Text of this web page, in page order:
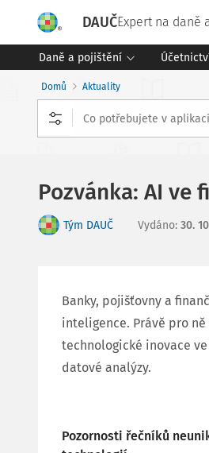
DAUČExpert na daně
Daně a pojištění
Domů Aktuality
Pozvánka: AI
Tým DAUČ Vydáno: 30.
Banky, pojišťovny a
inteligence. Právě pro
technologické inovace
datové analýzy.
Pozornosti řečníků